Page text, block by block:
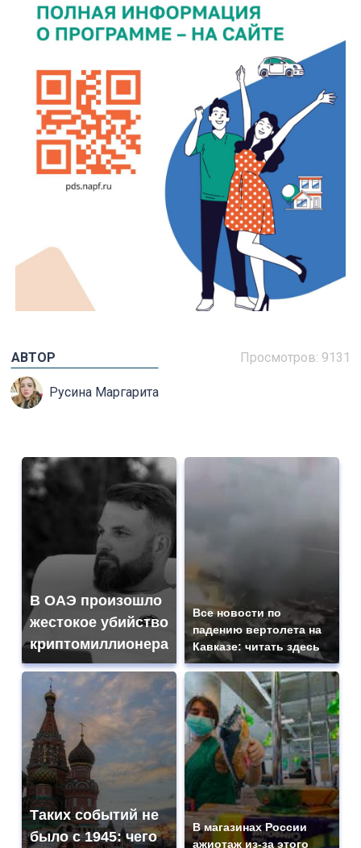
Просмотров: 9131
АВТОР
Русина Маргарита
В ОАЭ произошло
жестокое убийство
криптомиллионера
Все новости по
падению вертолета на
Кавказе: читать здесь
Таких событий не
было с 1945: чего
В магазинах России
ажиотаж из-за этого